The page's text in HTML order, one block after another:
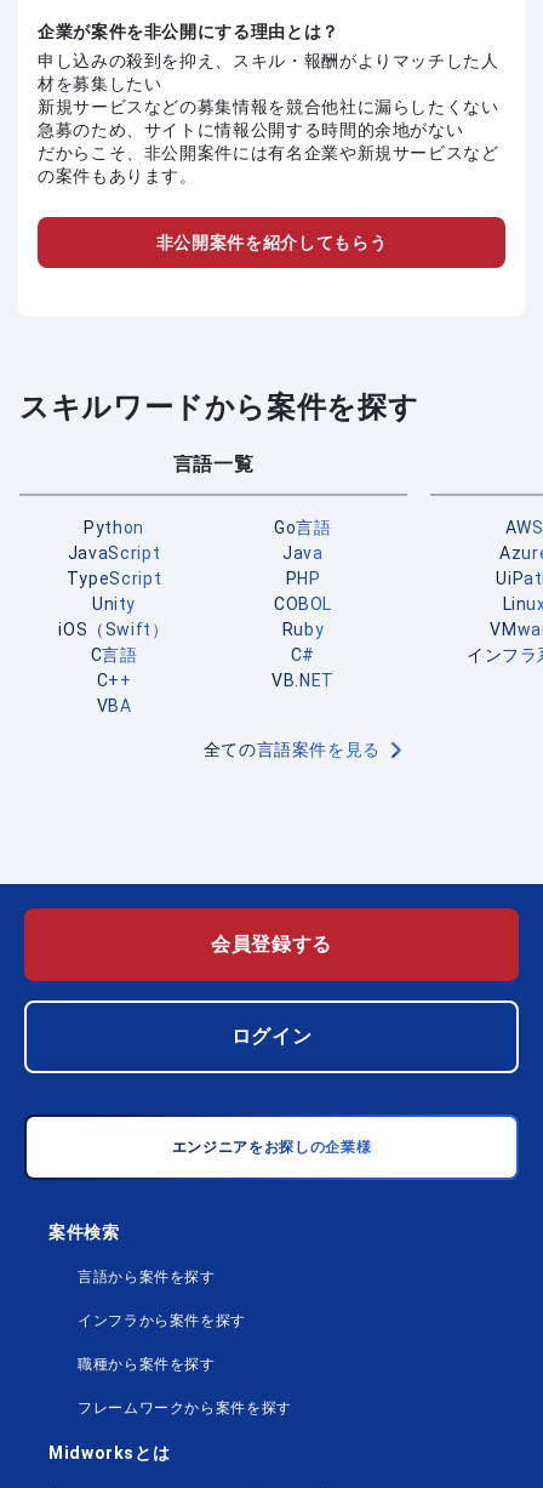
企業が案件を非公開にする理由とは？
申し込みの殺到を抑え、スキル・報酬がよりマッチした人
材を募集したい
新規サービスなどの募集情報を競合他社に漏らしたくない
急募のため、サイトに情報公開する時間的余地がない
だからこそ、非公開案件には有名企業や新規サービスなど
の案件もあります。
非公開案件を紹介してもらう
スキルワードから案件を探す
言語一覧
Python
Go言語
JavaScript
Java
TypeScript
PHP
Unity
COBOL
iOS（Swift）
Ruby
C言語
C#
C++
VB.NET
VBA
全ての言語案件を見る
AWS
インフラ
会員登録する
ログイン
エンジニアをお探しの企業様
案件検索
言語から案件を探す
インフラから案件を探す
職種から案件を探す
フレームワークから案件を探す
Midworksとは